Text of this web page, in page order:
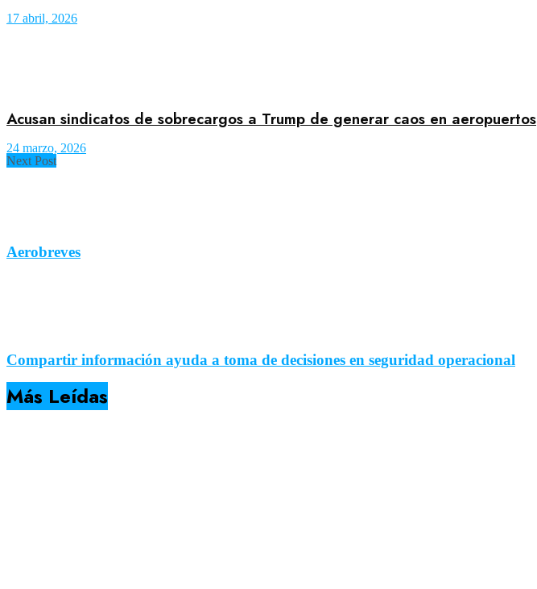
17 abril, 2026
Acusan sindicatos de sobrecargos a Trump de generar caos en aeropuertos
24 marzo, 2026
Next Post
Aerobreves
Compartir información ayuda a toma de decisiones en seguridad operacional
Más Leídas